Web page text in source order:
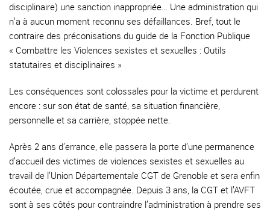
disciplinaire) une sanction inappropriée… Une administration qui
n’a à aucun moment reconnu ses défaillances. Bref, tout le
contraire des préconisations du guide de la Fonction Publique
« Combattre les Violences sexistes et sexuelles : Outils
statutaires et disciplinaires »
Les conséquences sont colossales pour la victime et perdurent
encore : sur son état de santé, sa situation financière,
personnelle et sa carrière, stoppée nette.
Après 2 ans d’errance, elle passera la porte d’une permanence
d’accueil des victimes de violences sexistes et sexuelles au
travail de l’Union Départementale CGT de Grenoble et sera enfin
écoutée, crue et accompagnée. Depuis 3 ans, la CGT et l’AVFT
sont à ses côtés pour contraindre l’administration à prendre ses